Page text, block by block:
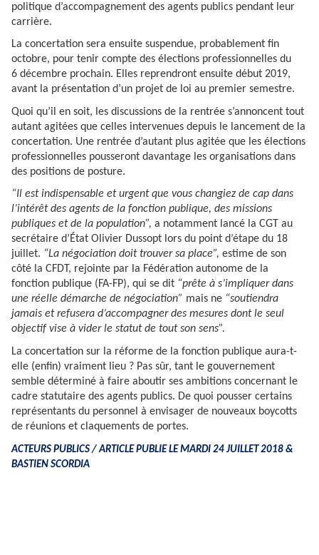
politique d’accompagnement des agents publics pendant leur
carrière.
La concertation sera ensuite suspendue, probablement fin
octobre, pour tenir compte des élections professionnelles du
6 décembre prochain. Elles reprendront ensuite début 2019,
avant la présentation d’un projet de loi au premier semestre.
Quoi qu’il en soit, les discussions de la rentrée s’annoncent tout
autant agitées que celles intervenues depuis le lancement de la
concertation. Une rentrée d’autant plus agitée que les élections
professionnelles pousseront davantage les organisations dans
des positions de posture.
“Il est indispensable et urgent que vous changiez de cap dans
l’intérêt des agents de la fonction publique, des missions
publiques et de la population”, a notamment lancé la CGT au
secrétaire d’État Olivier Dussopt lors du point d’étape du 18
juillet. “La négociation doit trouver sa place”, estime de son
côté la CFDT, rejointe par la Fédération autonome de la
fonction publique (FA-FP), qui se dit “prête à s’impliquer dans
une réelle démarche de négociation” mais ne “soutiendra
jamais et refusera d’accompagner des mesures dont le seul
objectif vise à vider le statut de tout son sens”.
La concertation sur la réforme de la fonction publique aura-t-
elle (enfin) vraiment lieu ? Pas sûr, tant le gouvernement
semble déterminé à faire aboutir ses ambitions concernant le
cadre statutaire des agents publics. De quoi pousser certains
représentants du personnel à envisager de nouveaux boycotts
de réunions et claquements de portes.
ACTEURS PUBLICS / ARTICLE PUBLIE LE MARDI 24 JUILLET 2018 &
BASTIEN SCORDIA